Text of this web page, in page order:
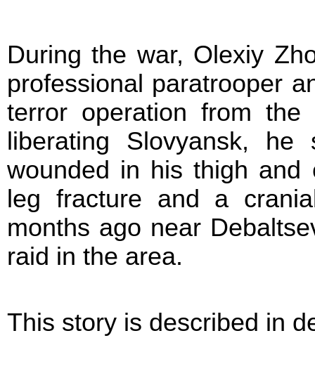
During the war, Olexiy
professional paratrooper
terror operation from
liberating Slovyansk,
wounded in his thigh and
leg fracture and a
months ago near
raid in the area.
This story is described in